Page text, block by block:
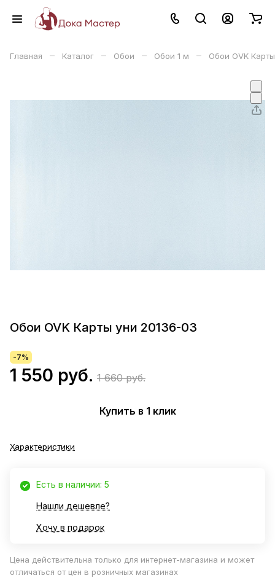
Главная – Каталог – Обои – Обои 1 м – Обои OVK
Обои OVK Карты уни 20136-03
-7%
1 550 руб. 1 660 руб.
Купить в 1 клик
Характеристики
Есть в наличии: 5
Нашли дешевле?
Хочу в подарок
Цена действительна только для интернет-магазина и может
отличаться от цен в розничных магазинах